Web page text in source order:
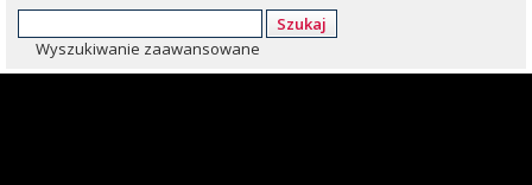
Szukaj
Wyszukiwanie zaawansowane